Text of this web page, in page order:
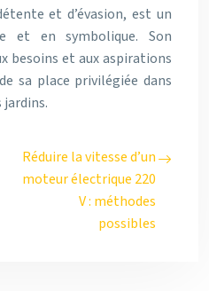
et d’évasion, est un
et en symbolique. Son
besoins et aux aspirations
sa place privilégiée dans
Réduire la vitesse d’un
moteur électrique 220
V : méthodes
possibles